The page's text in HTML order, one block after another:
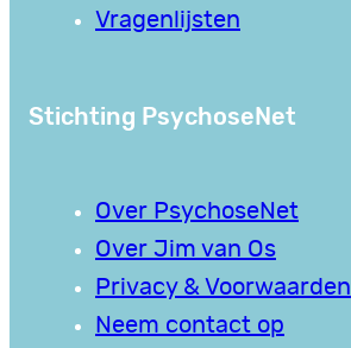
Vragenlijsten
Stichting PsychoseNet
Over PsychoseNet
Over Jim van Os
Privacy & Voorwaarden
Neem contact op